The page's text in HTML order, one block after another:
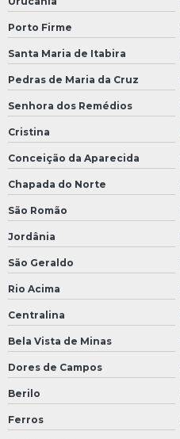
Porto Firme
Santa Maria de Itabira
Pedras de Maria da Cruz
Senhora dos Remédios
Cristina
Conceição da Aparecida
Chapada do Norte
São Romão
Jordânia
São Geraldo
Rio Acima
Centralina
Bela Vista de Minas
Dores de Campos
Berilo
Ferros